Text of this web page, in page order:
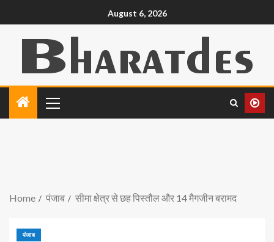
August 6, 2026
Home पंजाब सीमा क्षेत्र से छह पिस्तौल और 14 मैगजीन बरामद
पंजाब